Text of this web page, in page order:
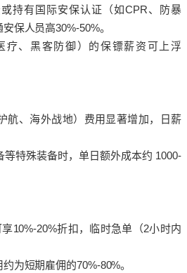
持有国际安保认证（如CPR、防暴
保人员高30%-50%。
疗、黑客防御）的保镖薪资可上浮
航、海外战地）费用显著增加，日薪
特殊装备时，单日额外成本约 1000-
10%-20%折扣，临时急单（2小时内
为短期雇佣的70%-80%。